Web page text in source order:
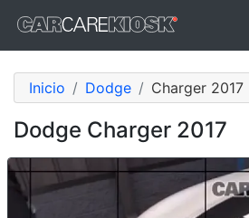
Inicio Dodge Charger 2017
Dodge Charger 2017